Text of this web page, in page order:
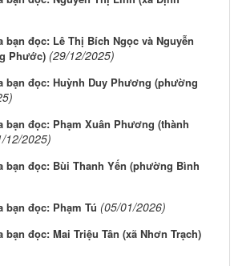
bạn đọc: Lê Thị Bích Ngọc và Nguyễn
Phước) (29/12/2025)
bạn đọc: Huỳnh Duy Phương (phường
bạn đọc: Phạm Xuân Phương (thành
12/2025)
bạn đọc: Bùi Thanh Yến (phường Bình
bạn đọc: Phạm Tú (05/01/2026)
đọc: Mai Triệu Tân (xã Nhơn Trạch)